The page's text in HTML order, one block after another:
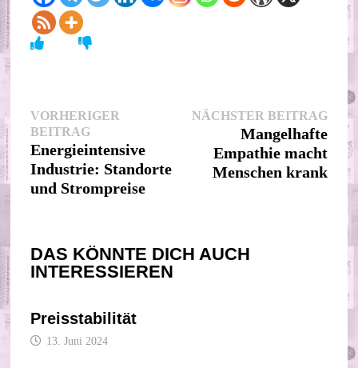
Beitragsnavigation
VORHERIGER
BEITRAGVorheriger
Beitrag:
Energieintensive
Industrie: Standorte
und Strompreise
NÄCHSTER BEITRAG
Mangelhafte
Empathie macht
Menschen krank
DAS KÖNNTE DICH AUCH
INTERESSIEREN
Preisstabilität
13. Juni 2024